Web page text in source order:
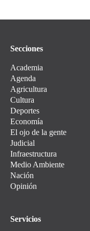
Secciones
Academia
Agenda
Agricultura
Cultura
Deportes
Economía
El ojo de la gente
Judicial
Infraestructura
Medio Ambiente
Nación
Opinión
Servicios